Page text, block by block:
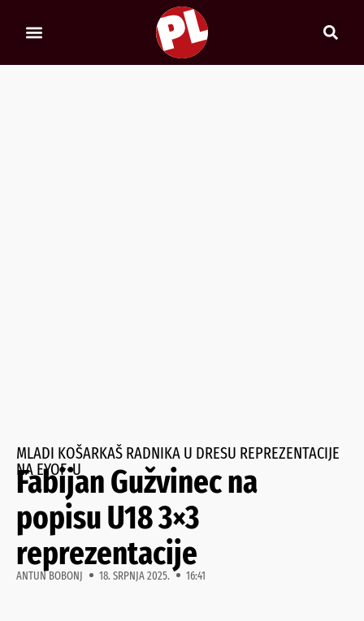
MLADI KOŠARKAŠ RADNIKA U DRESU REPREZENTACIJE
NA EYOF-U
Fabijan Gužvinec na
popisu U18 3×3
reprezentacije
ANTUN BOBONJ 18. SRPNJA 2025. 16:41